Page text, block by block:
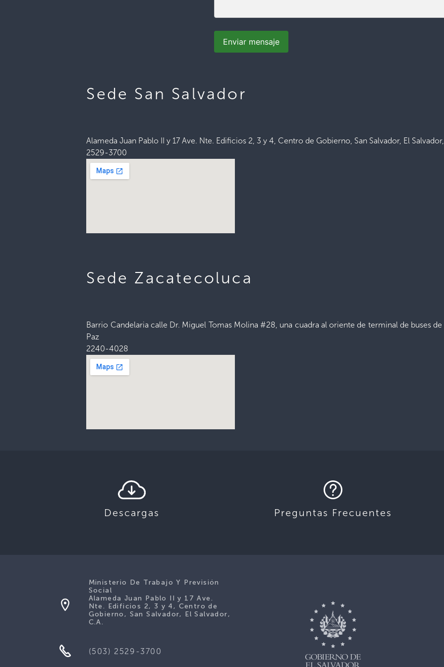
Enviar mensaje
Sede San Salvador
Alameda Juan Pablo II y 17 Ave. Nte. Edificios 2, 3 y 4, Centro de Gobierno, San Salvador, El
2529-3700
Sede Zacatecoluca
Barrio Candelaria calle Dr. Miguel Tomas Molina #28, una cuadra al oriente de terminal de buses
Paz
2240-4028
Descargas Preguntas Frecuentes
Ministerio De Trabajo Y Previsión
Social
Alameda Juan Pablo II y 17 Ave.
Nte. Edificios 2, 3 y 4, Centro de
Gobierno, San Salvador, El Salvador,
C.A.
(503) 2529-3700